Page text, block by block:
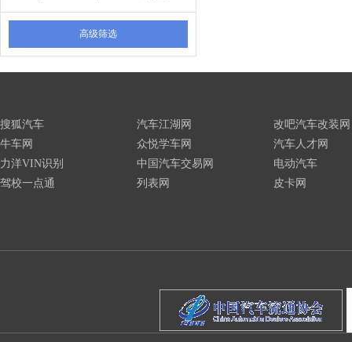
高级筛选
搜狐汽车
牛车网
力洋VIN识别
驾校一点通
汽车江湖网
众悦学车网
中国汽车交易网
列表网
改吧汽车改装网
汽车人才网
电动汽车
皮卡网